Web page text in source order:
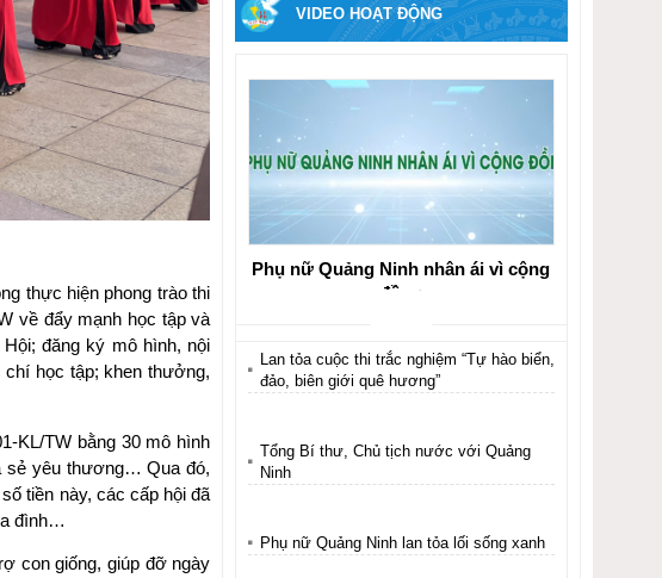
thực hiện phong trào thi
về đẩy mạnh học tập và
đăng ký mô hình, nội
chí học tập; khen thưởng,
KL/TW bằng 30 mô hình
sẻ yêu thương… Qua đó,
tiền này, các cấp hội đã
đình…
con giống, giúp đỡ ngày
VIDEO HOẠT ĐỘNG
Phụ nữ Quảng Ninh nhân ái vì cộng
đồng
Lan tỏa cuộc thi trắc nghiệm “Tự hào biển,
đảo, biên giới quê hương”
Tổng Bí thư, Chủ tịch nước với Quảng
Ninh
Phụ nữ Quảng Ninh lan tỏa lối sống xanh